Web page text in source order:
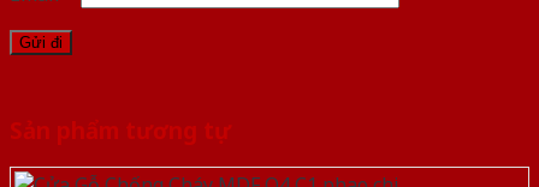
Sản phẩm tương tự